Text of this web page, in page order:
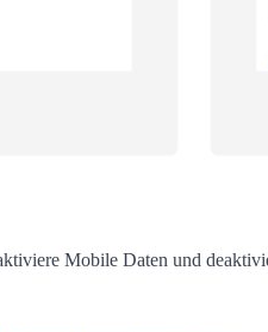
Mobile Daten und